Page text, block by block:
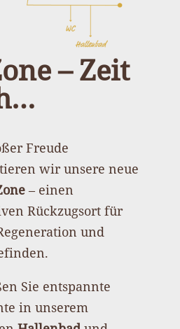
– Zeit
Freude
wir unsere neue
– einen
Rückzugsort für
und
Sie entspannte
in unserem